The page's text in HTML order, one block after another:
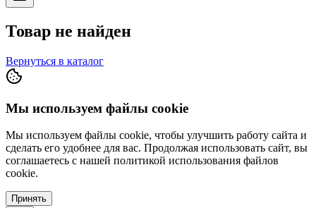
Товар не найден
Вернуться в каталог
Мы используем файлы cookie
Мы используем файлы cookie, чтобы улучшить работу сайта и
сделать его удобнее для вас. Продолжая использовать сайт, вы
соглашаетесь с нашей политикой использования файлов
cookie.
Принять